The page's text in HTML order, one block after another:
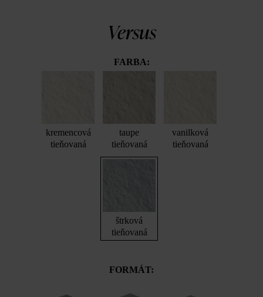
Versus
FARBA:
kremencová
tieňovaná
taupe
tieňovaná
vanilková
tieňovaná
štrková
tieňovaná
FORMÁT: